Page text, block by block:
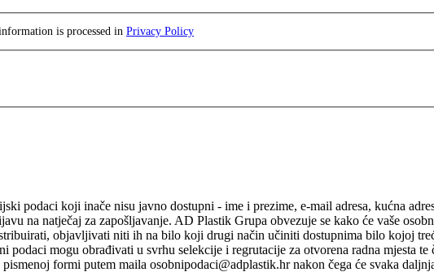
is processed in Privacy Policy
podaci koji inače nisu javno dostupni - ime i prezime, e-mail adresa, kućna
na natječaj za zapošljavanje. AD Plastik Grupa obvezuje se kako će vaše
objavljivati niti ih na bilo koji drugi način učiniti dostupnima bilo kojoj
podaci mogu obrađivati u svrhu selekcije i regrutacije za otvorena radna mjesta
formi putem maila osobnipodaci@adplastik.hr nakon čega će svaka